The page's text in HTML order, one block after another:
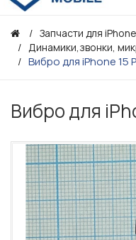
Запчасти для
Динамики,звонки,
Вибро для iPhone 15
Вибро для